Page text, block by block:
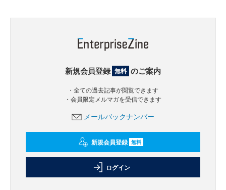
新規会員登録 無料 のご案内
・全ての過去記事が閲覧できます
・会員限定メルマガを受信できます
メールバックナンバー
新規会員登録 無料
ログイン